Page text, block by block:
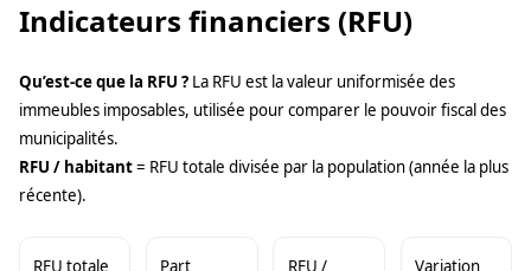
Indicateurs financiers (RFU)
Qu’est-ce que la RFU ? La RFU est la valeur uniformisée des
immeubles imposables, utilisée pour comparer le pouvoir fiscal des
municipalités.
RFU / habitant= RFU totale divisée par la population (année la plus
récente).
RFU totale
Part
RFU /
Variation